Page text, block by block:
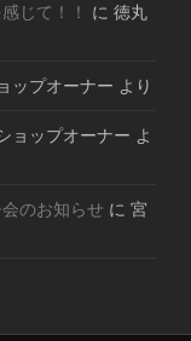
じて！！ に 徳丸
ップオーナー より
ョップオーナー よ
のお知らせ に 宮